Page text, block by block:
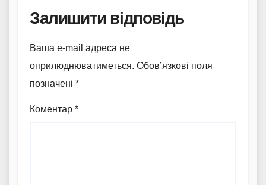
Залишити відповідь
Ваша e-mail адреса не
оприлюднюватиметься. Обов’язкові поля
позначені *
Коментар *